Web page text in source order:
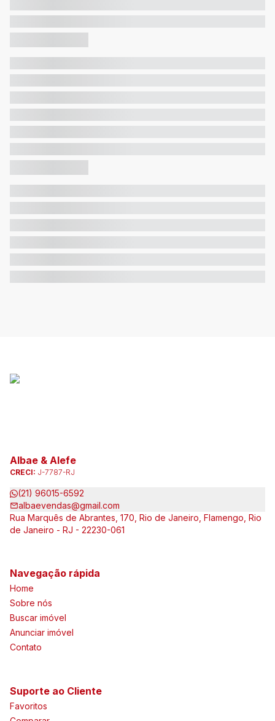
Albae & Alefe
CRECI: J-7787-RJ
(21) 96015-6592
albaevendas@gmail.com
Rua Marquês de Abrantes, 170, Rio de Janeiro, Flamengo, Rio
de Janeiro - RJ - 22230-061
Navegação rápida
Home
Sobre nós
Buscar imóvel
Anunciar imóvel
Contato
Suporte ao Cliente
Favoritos